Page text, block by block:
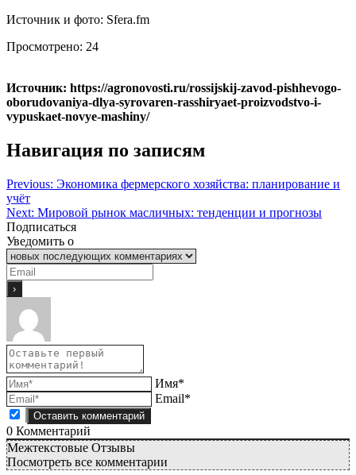
Источник и фото: Sfera.fm
Просмотрено: 24
Источник: https://agronovosti.ru/rossijskij-zavod-pishhevogo-
oborudovaniya-dlya-syrovaren-rasshiryaet-proizvodstvo-i-
vypuskaet-novye-mashiny/
Навигация по записям
Previous: Экономика фермерского хозяйства: планирование и
учёт
Next: Мировой рынок масличных: тенденции и прогнозы
Подписаться
Уведомить о
Имя*
Email*
0 Комментарий
Межтекстовые Отзывы
Посмотреть все комментарии